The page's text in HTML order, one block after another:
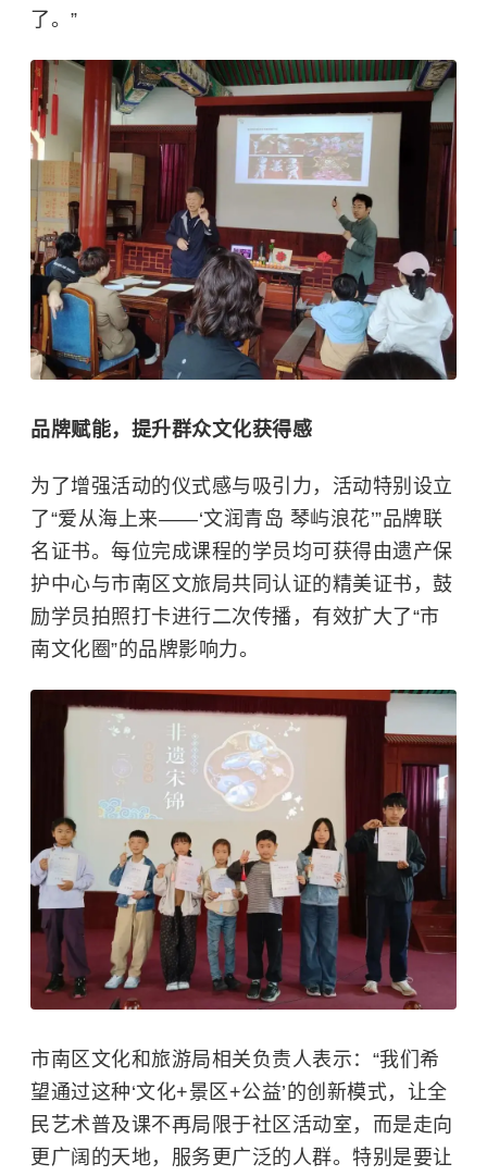
了。”
品牌赋能，提升群众文化获得感
为了增强活动的仪式感与吸引力，活动特别设立
了“爱从海上来——‘文润青岛 琴屿浪花’”品牌联
名证书。每位完成课程的学员均可获得由遗产保
护中心与市南区文旅局共同认证的精美证书，鼓
励学员拍照打卡进行二次传播，有效扩大了“市
南文化圈”的品牌影响力。
市南区文化和旅游局相关负责人表示：“我们希
望通过这种‘文化+景区+公益’的创新模式，让全
民艺术普及课不再局限于社区活动室，而是走向
更广阔的天地，服务更广泛的人群。特别是要让